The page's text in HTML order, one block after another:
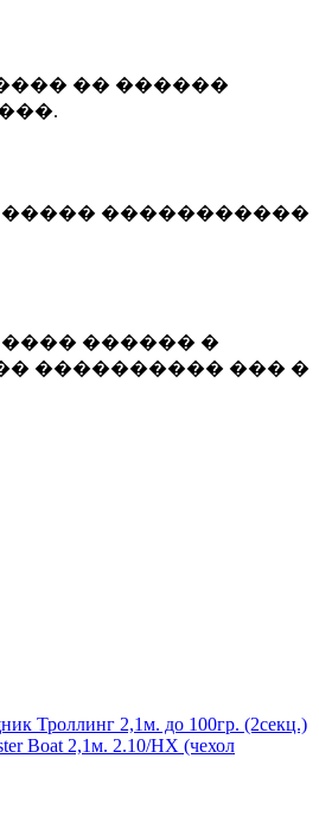
�� ������
����� �����������
������ �
���������� ��� �
Boat 2,1м. 2.10/HX (чехол